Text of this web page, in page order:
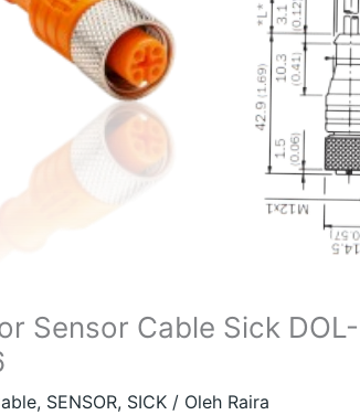
Sensor Cable Sick
, SENSOR, SICK/ Oleh Raira